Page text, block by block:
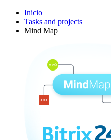
Inicio
Tasks and projects
Mind Map